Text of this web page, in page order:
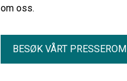
om oss.
BESØK VÅRT PRESSEROM